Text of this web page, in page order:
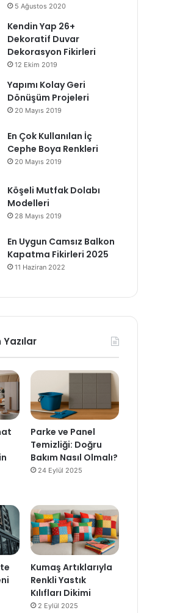
5 Ağustos 2020
Kendin Yap 26+
Dekoratif Duvar
Dekorasyon Fikirleri
12 Ekim 2019
Yapımı Kolay Geri
Dönüşüm Projeleri
20 Mayıs 2019
En Çok Kullanılan İç
Cephe Boya Renkleri
20 Mayıs 2019
Köşeli Mutfak Dolabı
Modelleri
28 Mayıs 2019
En Uygun Camsız Balkon
Kapatma Fikirleri 2025
11 Haziran 2022
Parke ve Panel
Temizliği: Doğru
Bakım Nasıl Olmalı?
24 Eylül 2025
Kumaş Artıklarıyla
Renkli Yastık
Kılıfları Dikimi
2 Eylül 2025